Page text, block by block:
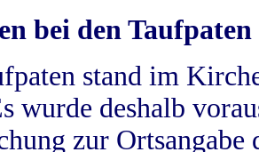
bei den Taufpaten
stand im
wurde deshalb
zur